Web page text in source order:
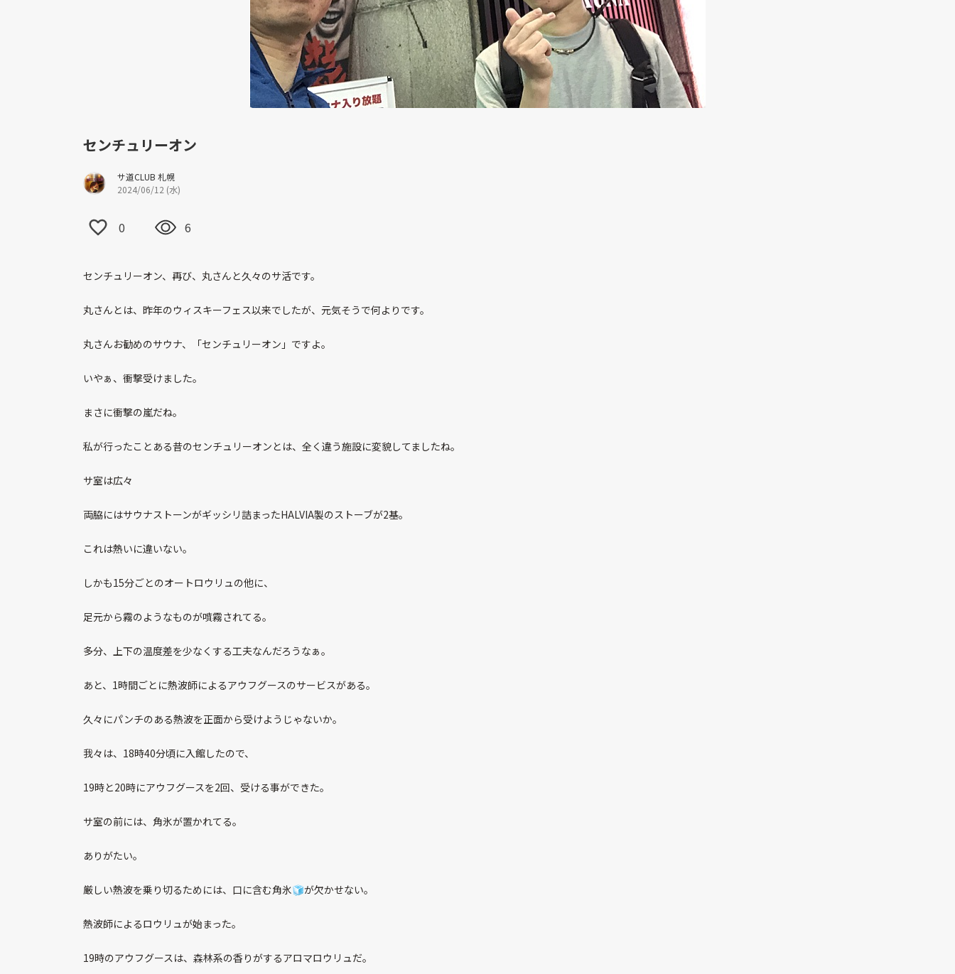
センチュリーオン
サ道CLUB 札幌
2024/06/12 (水)
0 6
センチュリーオン、再び、丸さんと久々のサ活です。
丸さんとは、昨年のウィスキーフェス以来でしたが、元気そうで何よりです。
丸さんお勧めのサウナ、「センチュリーオン」ですよ。
いやぁ、衝撃受けました。
まさに衝撃の嵐だね。
私が行ったことある昔のセンチュリーオンとは、全く違う施設に変貌してましたね。
サ室は広々
両脇にはサウナストーンがギッシリ詰まったHALVIA製のストーブが2基。
これは熱いに違いない。
しかも15分ごとのオートロウリュの他に、
足元から霧のようなものが噴霧されてる。
多分、上下の温度差を少なくする工夫なんだろうなぁ。
あと、1時間ごとに熱波師によるアウフグースのサービスがある。
久々にパンチのある熱波を正面から受けようじゃないか。
我々は、18時40分頃に入館したので、
19時と20時にアウフグースを2回、受ける事ができた。
サ室の前には、角氷が置かれてる。
ありがたい。
厳しい熱波を乗り切るためには、口に含む角氷🧊が欠かせない。
熱波師によるロウリュが始まった。
19時のアウフグースは、森林系の香りがするアロマロウリュだ。